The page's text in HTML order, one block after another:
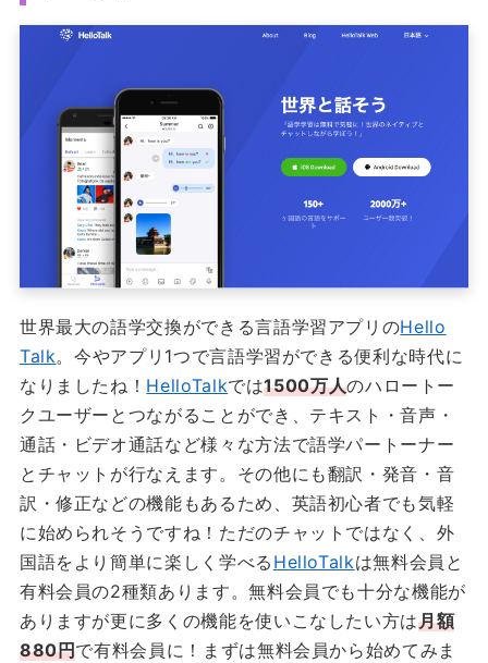
世界最大の語学交換ができる言語学習アプリのHello
Talk。今やアプリ1つで言語学習ができる便利な時代に
なりましたね！ HelloTalkでは1500万人のハロートー
クユーザーとつながることができ、テキスト・音声・
通話・ビデオ通話など様々な方法で語学パートーナー
とチャットが行なえます。その他にも翻訳・発音・音
訳・修正などの機能もあるため、英語初心者でも気軽
に始められそうですね！ただのチャットではなく、外
国語をより簡単に楽しく学べる HelloTalkは無料会員と
有料会員の2種類あります。無料会員でも十分な機能が
ありますが更に多くの機能を使いこなしたい方は月額
880円で有料会員に！まずは無料会員から始めてみま